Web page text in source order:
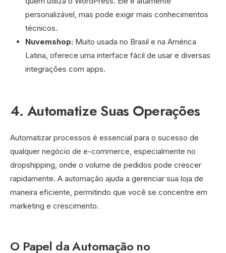
personalizável, mas pode exigir mais conhecimentos
técnicos.
Nuvemshop: Muito usada no Brasil e na América
Latina, oferece uma interface fácil de usar e diversas
integrações com apps.
4. Automatize Suas Operações
Automatizar processos é essencial para o sucesso de
qualquer negócio de e-commerce, especialmente no
dropshipping, onde o volume de pedidos pode crescer
rapidamente. A automação ajuda a gerenciar sua loja de
maneira eficiente, permitindo que você se concentre em
marketing e crescimento.
O Papel da Automação no